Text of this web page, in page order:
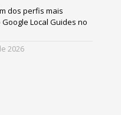
dos perfis mais
Local Guides no
2026